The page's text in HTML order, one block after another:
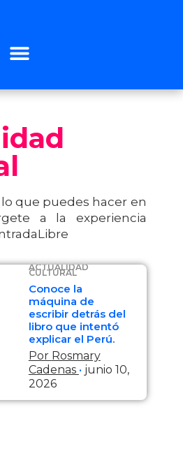
que puedes hacer en
a la experiencia
ACTUALIDAD
CULTURAL
Conoce la
máquina de
escribir detrás del
libro que intentó
explicar el Perú.
Por Rosmary
Cadenas junio 10,
2026